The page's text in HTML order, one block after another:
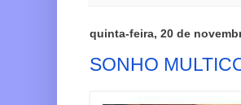
quinta-feira, 20 de
SONHO